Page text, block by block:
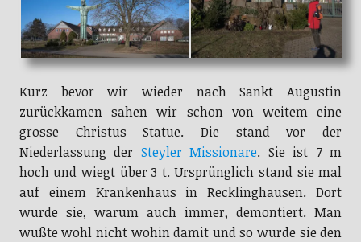
Kurz bevor wir wieder nach Sankt Augustin
zurückkamen sahen wir schon von weitem eine
grosse Christus Statue. Die stand vor der
Niederlassung der Steyler Missionare. Sie ist 7 m
hoch und wiegt über 3 t. Ursprünglich stand sie mal
auf einem Krankenhaus in Recklinghausen. Dort
wurde sie, warum auch immer, demontiert. Man
wußte wohl nicht wohin damit und so wurde sie den